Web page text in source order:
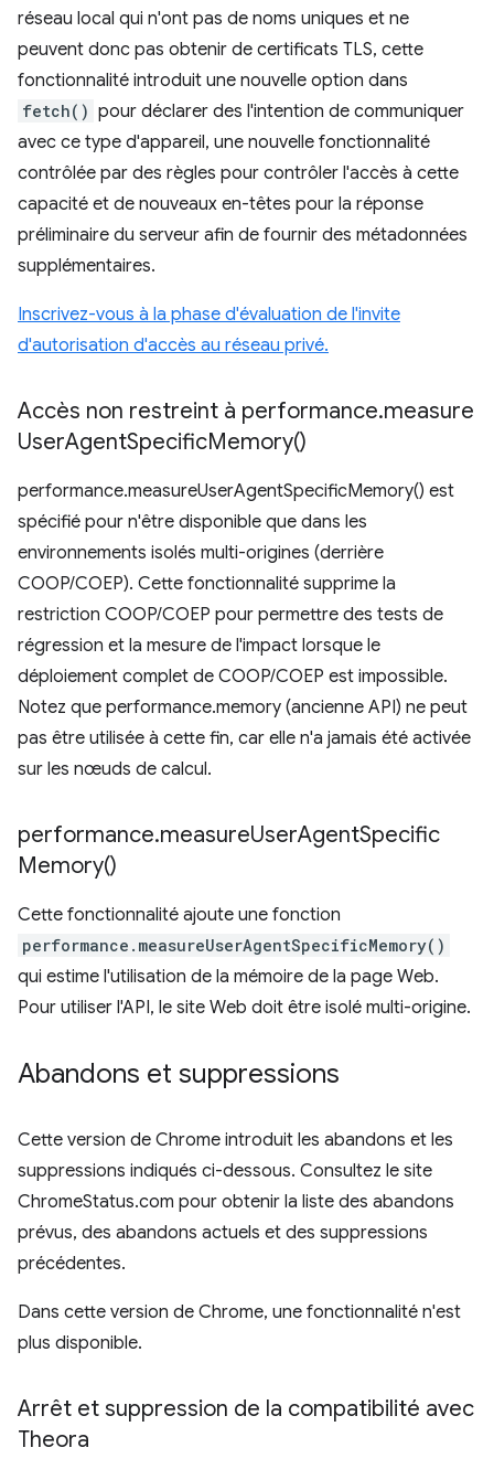
réseau local qui n'ont pas de noms uniques et ne
peuvent donc pas obtenir de certificats TLS, cette
fonctionnalité introduit une nouvelle option dans
fetch() pour déclarer des l'intention de communiquer
avec ce type d'appareil, une nouvelle fonctionnalité
contrôlée par des règles pour contrôler l'accès à cette
capacité et de nouveaux en-têtes pour la réponse
préliminaire du serveur afin de fournir des métadonnées
supplémentaires.
Inscrivez-vous à la phase d'évaluation de l'invite
d'autorisation d'accès au réseau privé.
Accès non restreint à performance.measure
UserAgentSpecificMemory()
performance.measureUserAgentSpecificMemory() est
spécifié pour n'être disponible que dans les
environnements isolés multi-origines (derrière
COOP/COEP). Cette fonctionnalité supprime la
restriction COOP/COEP pour permettre des tests de
régression et la mesure de l'impact lorsque le
déploiement complet de COOP/COEP est impossible.
Notez que performance.memory (ancienne API) ne peut
pas être utilisée à cette fin, car elle n'a jamais été activée
sur les nœuds de calcul.
performance.measureUserAgentSpecific
Memory()
Cette fonctionnalité ajoute une fonction
performance.measureUserAgentSpecificMemory()
qui estime l'utilisation de la mémoire de la page Web.
Pour utiliser l'API, le site Web doit être isolé multi-origine.
Abandons et suppressions
Cette version de Chrome introduit les abandons et les
suppressions indiqués ci-dessous. Consultez le site
ChromeStatus.com pour obtenir la liste des abandons
prévus, des abandons actuels et des suppressions
précédentes.
Dans cette version de Chrome, une fonctionnalité n'est
plus disponible.
Arrêt et suppression de la compatibilité avec
Theora